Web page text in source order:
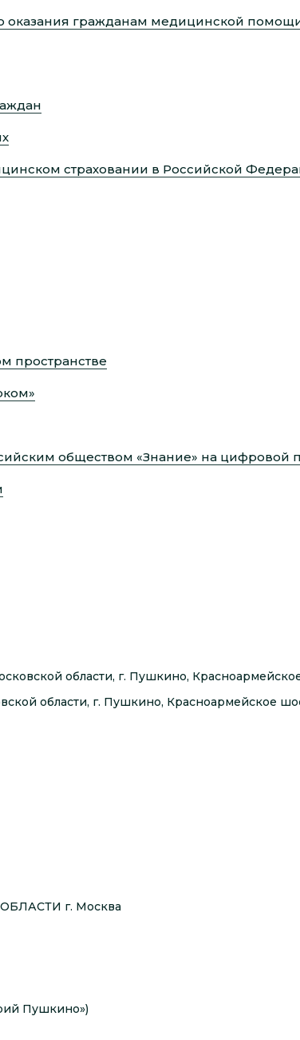
оказания гражданам медицинской
страховании в Российской
пространстве
обществом «Знание» на цифровой
области, г. Пушкино,
области, г. Пушкино, Красноармейское
г. Москва
Пушкино»)